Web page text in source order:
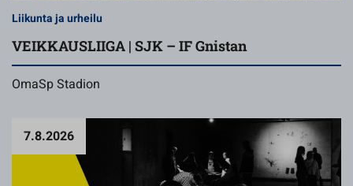
Liikunta ja urheilu
VEIKKAUSLIIGA | SJK – IF Gnistan
OmaSp Stadion
7.8.2026